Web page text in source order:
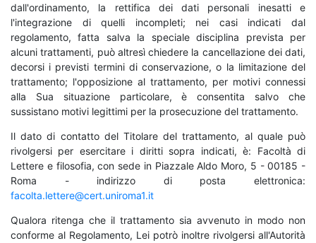
dall'ordinamento, la rettifica dei dati personali inesatti e
l'integrazione di quelli incompleti; nei casi indicati dal
regolamento, fatta salva la speciale disciplina prevista per
alcuni trattamenti, può altresì chiedere la cancellazione dei dati,
decorsi i previsti termini di conservazione, o la limitazione del
trattamento; l'opposizione al trattamento, per motivi connessi
alla Sua situazione particolare, è consentita salvo che
sussistano motivi legittimi per la prosecuzione del trattamento.
Il dato di contatto del Titolare del trattamento, al quale può
rivolgersi per esercitare i diritti sopra indicati, è: Facoltà di
Lettere e filosofia, con sede in Piazzale Aldo Moro, 5 - 00185 -
Roma - indirizzo di posta elettronica:
facolta.lettere@cert.uniroma1.it
Qualora ritenga che il trattamento sia avvenuto in modo non
conforme al Regolamento, Lei potrò inoltre rivolgersi all'Autorità